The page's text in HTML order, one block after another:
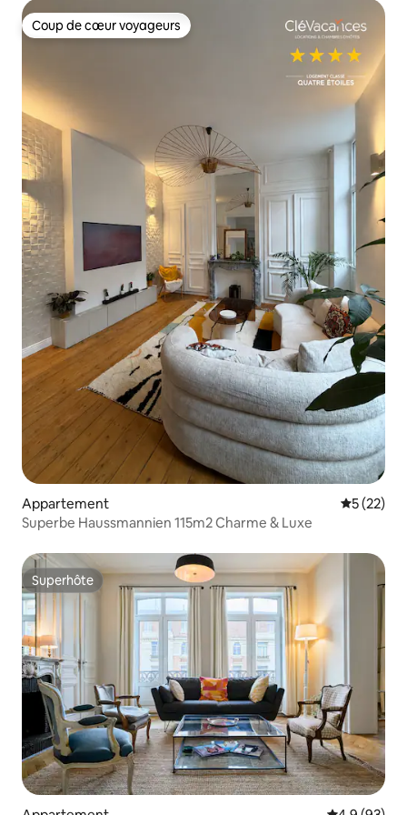
Coup de cœur voyageurs
Coup de cœur voyageurs
Appartement
5 (22)
Superbe Haussmannien 115m2 Charme & Luxe
Superhôte
Superhôte